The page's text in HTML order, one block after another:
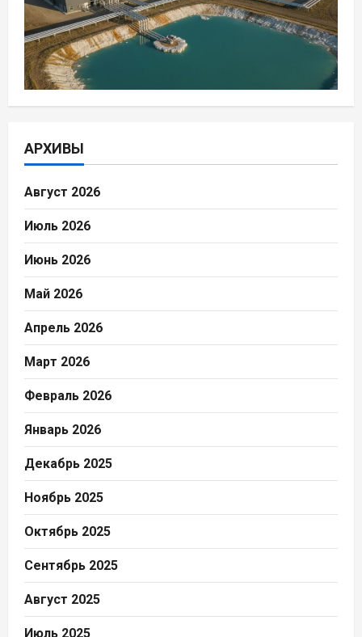
АРХИВЫ
Август 2026
Июль 2026
Июнь 2026
Май 2026
Апрель 2026
Март 2026
Февраль 2026
Январь 2026
Декабрь 2025
Ноябрь 2025
Октябрь 2025
Сентябрь 2025
Август 2025
Июль 2025